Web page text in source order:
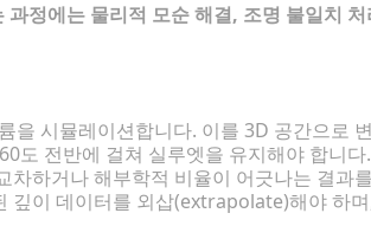
정에는 물리적 모순 해결, 조명 불일치
을 시뮬레이션합니다. 이를 3D 공간으로
도 전반에 걸쳐 실루엣을 유지해야 합니
하거나 해부학적 비율이 어긋나는 결과
깊이 데이터를 외삽(extrapolate)해야 하